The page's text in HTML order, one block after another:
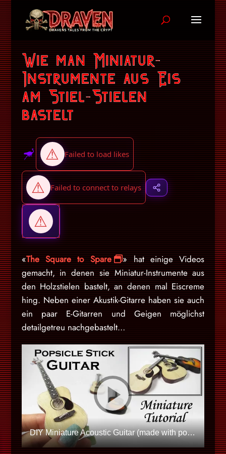
Wie man Miniatur-
Instrumente aus Eis
am Stiel-Stielen
bastelt
«The Square to Spare
» hat einige Videos
gemacht, in denen sie Miniatur-Instrumente aus
den Holzstielen bastelt, an denen mal Eiscreme
hing. Neben einer Akustik-Gitarre haben sie auch
ein paar E-Gitarren und Geigen möglichst
detailgetreu nachgebastelt…
DIY Miniature Acoustic Guitar (made with popsicle sticks!)